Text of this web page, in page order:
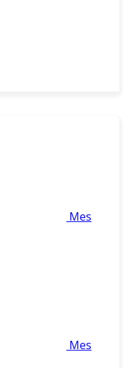
Mes
Mes